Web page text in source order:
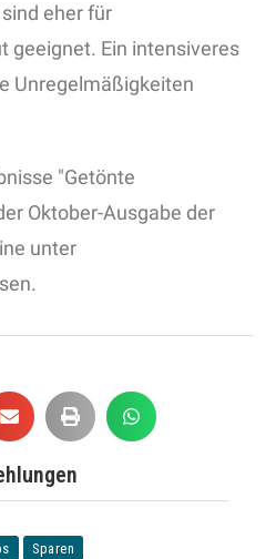
eher für
geeignet. Ein intensiveres
Unregelmäßigkeiten
"Getönte
Oktober-Ausgabe der
unter
Sparen